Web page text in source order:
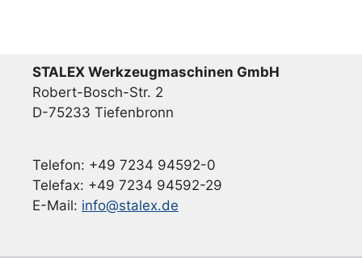
STALEX Werkzeugmaschinen GmbH
Robert-Bosch-Str. 2
D-75233 Tiefenbronn
Telefon: +49 7234 94592-0
Telefax: +49 7234 94592-29
E-Mail: info@stalex.de